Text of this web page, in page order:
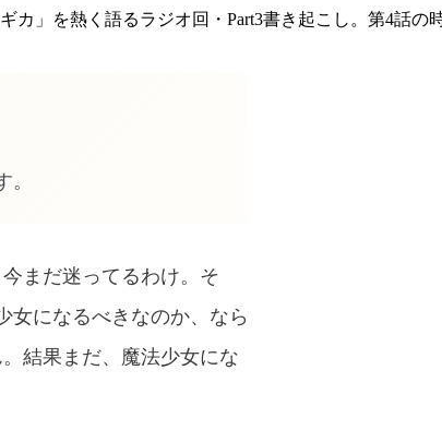
」を熱く語るラジオ回・Part3書き起こし。第4話の
まだ迷ってるわけ。そ
女になるべきなのか、なら
結果まだ、魔法少女にな